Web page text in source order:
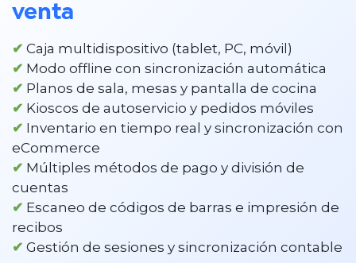
venta
✔ Caja multidispositivo (tablet, PC, móvil)
✔ Modo offline con sincronización automática
✔ Planos de sala, mesas y pantalla de cocina
✔ Kioscos de autoservicio y pedidos móviles
✔ Inventario en tiempo real y sincronización con
eCommerce
✔ Múltiples métodos de pago y división de
cuentas
✔ Escaneo de códigos de barras e impresión de
recibos
✔ Gestión de sesiones y sincronización contable